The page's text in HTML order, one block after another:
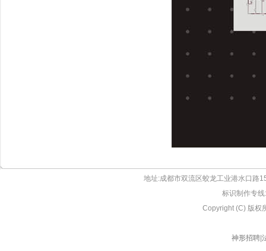
地址:成都市双流区蛟龙工业港水口路
标识制作专
Copyright (C) 版权
神形招聘|